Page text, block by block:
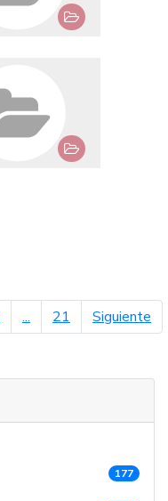
... 21 Siguiente
177